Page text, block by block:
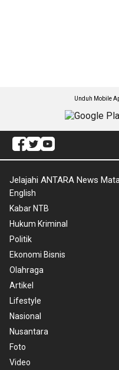
Unduh Mobile
Jelajahi ANTARA News
English
Kabar NTB
Hukum Kriminal
Politik
Ekonomi Bisnis
Olahraga
Artikel
Lifestyle
Nasional
Nusantara
Foto
Video